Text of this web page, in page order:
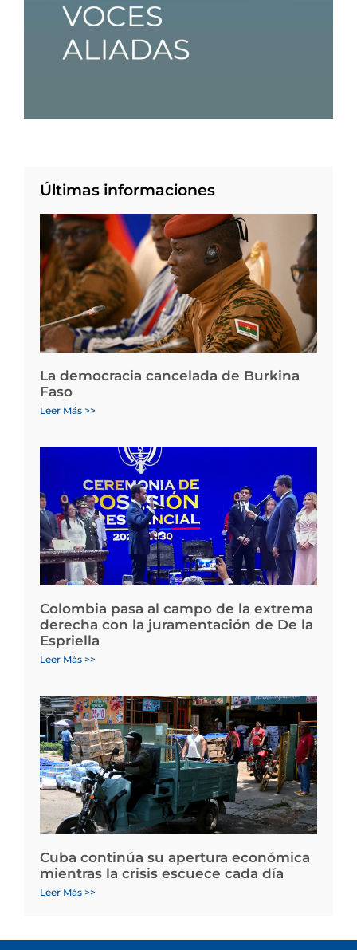
Últimas informaciones
La democracia cancelada de Burkina
Faso
Leer Más >>
Colombia pasa al campo de la extrema
derecha con la juramentación de De la
Espriella
Leer Más >>
Cuba continúa su apertura económica
mientras la crisis escuece cada día
Leer Más >>